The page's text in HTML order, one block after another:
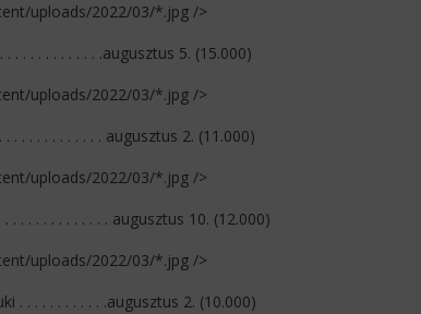
uploads/2022/03/*.jpg />
. . . . . . . . . . . .augusztus 5. (15.000)
uploads/2022/03/*.jpg />
. . . . . . . . . . . augusztus 2. (11.000)
uploads/2022/03/*.jpg />
. . . . . . . . . . . . augusztus 10. (12.000)
uploads/2022/03/*.jpg />
. . . . . . . . . . . .augusztus 2. (10.000)